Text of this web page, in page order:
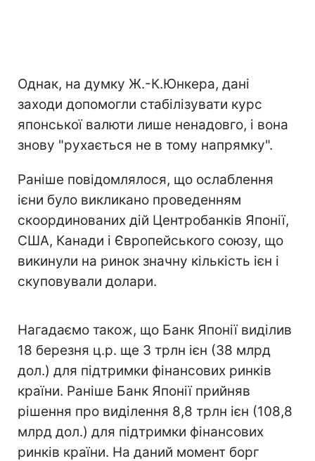
Однак, на думку Ж.-К.Юнкера, дані
заходи допомогли стабілізувати курс
японської валюти лише ненадовго, і вона
знову "рухається не в тому напрямку".
Раніше повідомлялося, що ослаблення
ієни було викликано проведенням
скоординованих дій Центробанків Японії,
США, Канади і Європейського союзу, що
викинули на ринок значну кількість ієн і
скуповували долари.
Нагадаємо також, що Банк Японії виділив
18 березня ц.р. ще 3 трлн ієн (38 млрд
дол.) для підтримки фінансових ринків
країни. Раніше Банк Японії прийняв
рішення про виділення 8,8 трлн ієн (108,8
млрд дол.) для підтримки фінансових
ринків країни. На даний момент борг